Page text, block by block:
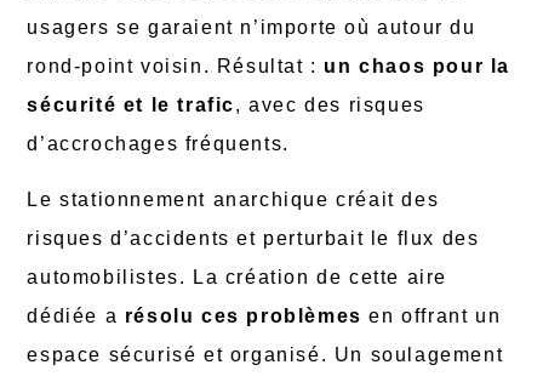
usagers se garaient n’importe où autour du
rond-point voisin. Résultat : un chaos pour la
sécurité et le trafic, avec des risques
d’accrochages fréquents.
Le stationnement anarchique créait des
risques d’accidents et perturbait le flux des
automobilistes. La création de cette aire
dédiée a résolu ces problèmes en offrant un
espace sécurisé et organisé. Un soulagement